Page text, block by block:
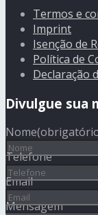
Termos e
Imprint
Isenção de
Política de
Declaração
Divulgue sua
Nome
Telefone
Email
Mensagem